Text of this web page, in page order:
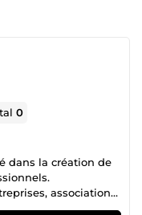
0
dans la création de
associations
conception de : ✅